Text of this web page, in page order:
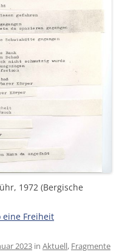
1972 (Bergische
eine Freiheit
2023in Aktuell, Fragmente